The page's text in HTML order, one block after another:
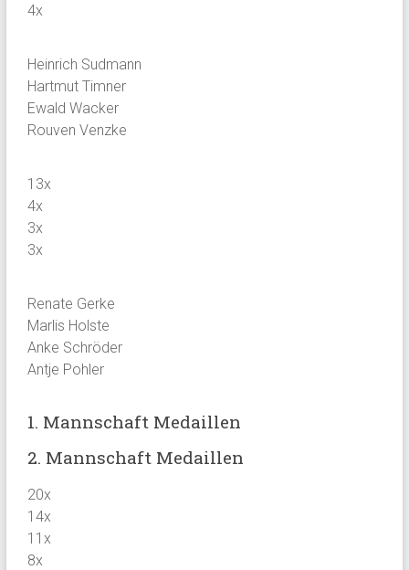
4x
Heinrich Sudmann
Hartmut Timner
Ewald Wacker
Rouven Venzke
13x
4x
3x
3x
Renate Gerke
Marlis Holste
Anke Schröder
Antje Pohler
1. Mannschaft Medaillen
2. Mannschaft Medaillen
20x
14x
11x
8x